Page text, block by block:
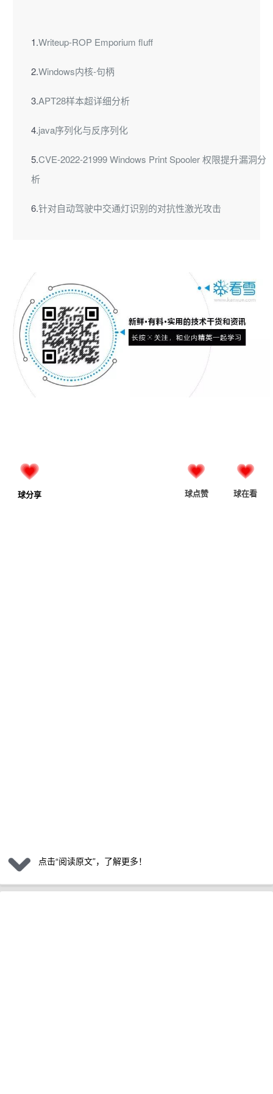
1.Writeup-ROP Emporium fluff
2.Windows内核-句柄
3.APT28样本超详细分析
4.java序列化与反序列化
5.CVE-2022-21999 Windows Print Spooler 权限提升漏洞分
析
6.针对自动驾驶中交通灯识别的对抗性激光攻击
球分享 球点赞 球在看
点击“阅读原文”，了解更多！